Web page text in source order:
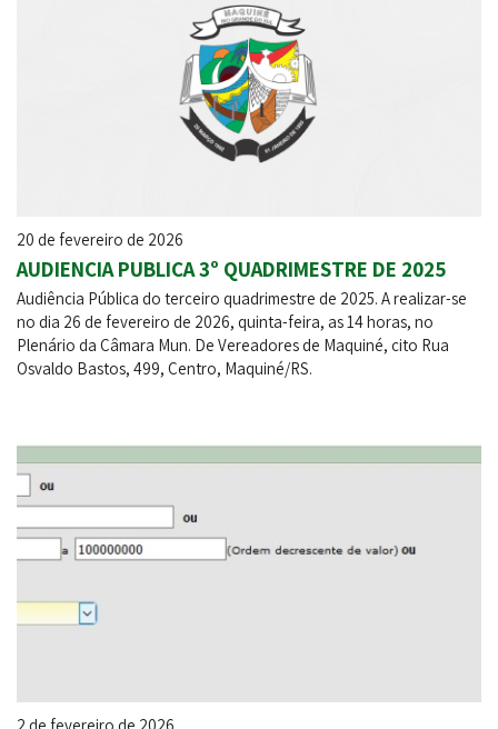
20 de fevereiro de 2026
AUDIENCIA PUBLICA 3º QUADRIMESTRE DE 2025
Audiência Pública do terceiro quadrimestre de 2025. A realizar-se
no dia 26 de fevereiro de 2026, quinta-feira, as 14 horas, no
Plenário da Câmara Mun. De Vereadores de Maquiné, cito Rua
Osvaldo Bastos, 499, Centro, Maquiné/RS.